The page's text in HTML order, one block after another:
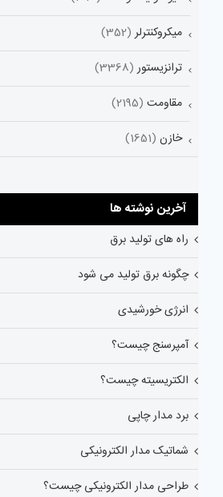
میکروکنترلر (352)
ترانزیستور (3368)
مقاومت (2195)
خازن (1651)
آخرین نوشته ها
راه های تولید برق
چگونه برق تولید می شود
انرژی خورشیدی
آمپرسنج چیست؟
الکتریسیته چیست؟
برد مدار چاپی
شماتیک مدار الکترونیکی
طراحی مدار الکترونیکی چیست؟